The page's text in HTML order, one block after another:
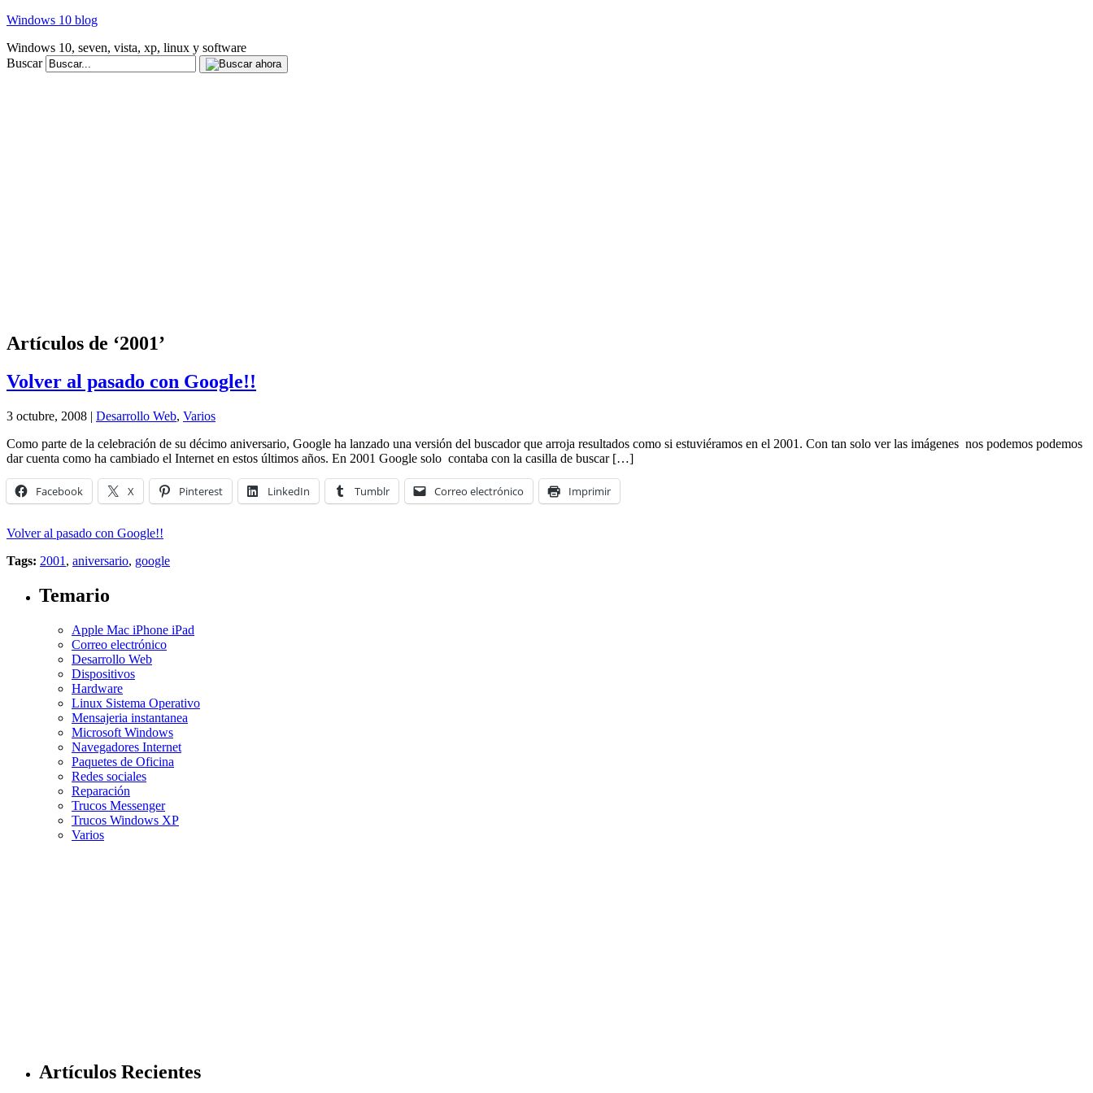
Windows 10 blog
Windows 10, seven, vista, xp, linux y software
Buscar
Artículos de ‘2001’
Volver al pasado con Google!!
3 octubre, 2008 | Desarrollo Web, Varios
Como parte de la celebración de su décimo aniversario, Google ha lanzado una versión del buscador que arroja resultados como si estuviéramos en el 2001. Con tan solo ver las imágenes nos podemos podemos
dar cuenta como ha cambiado el Internet en estos últimos años. En 2001 Google solo contaba con la casilla de buscar […]
Facebook X Pinterest LinkedIn Tumblr Correo electrónico Imprimir
Volver al pasado con Google!!
Tags: 2001 , aniversario, google
Temario
Apple Mac iPhone iPad
Correo electrónico
Desarrollo Web
Dispositivos
Hardware
Linux Sistema Operativo
Mensajeria instantanea
Microsoft Windows
Navegadores Internet
Paquetes de Oficina
Redes sociales
Reparación
Trucos Messenger
Trucos Windows XP
Varios
Artículos Recientes